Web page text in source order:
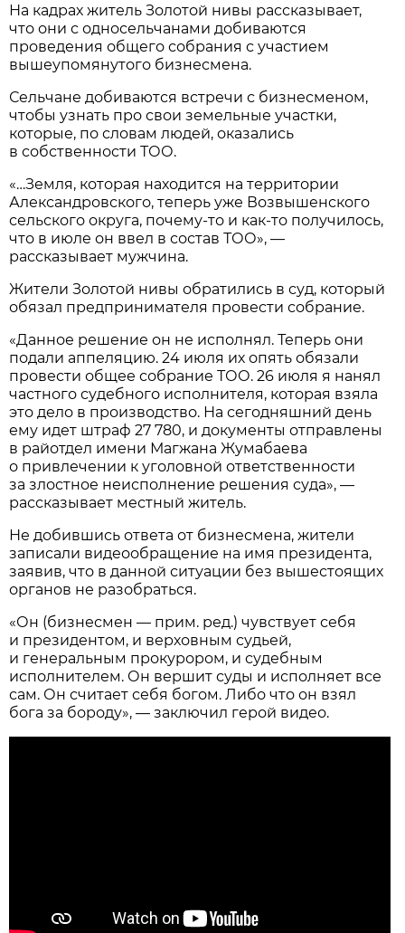
На кадрах житель Золотой нивы рассказывает,
что они с односельчанами добиваются
проведения общего собрания с участием
вышеупомянутого бизнесмена.
Сельчане добиваются встречи с бизнесменом,
чтобы узнать про свои земельные участки,
которые, по словам людей, оказались
в собственности ТОО.
«…Земля, которая находится на территории
Александровского, теперь уже Возвышенского
сельского округа, почему-то и как-то получилось,
что в июле он ввел в состав ТОО», —
рассказывает мужчина.
Жители Золотой нивы обратились в суд, который
обязал предпринимателя провести собрание.
«Данное решение он не исполнял. Теперь они
подали аппеляцию. 24 июля их опять обязали
провести общее собрание ТОО. 26 июля я нанял
частного судебного исполнителя, которая взяла
это дело в производство. На сегодняшний день
ему идет штраф 27 780, и документы отправлены
в райотдел имени Магжана Жумабаева
о привлечении к уголовной ответственности
за злостное неисполнение решения суда», —
рассказывает местный житель.
Не добившись ответа от бизнесмена, жители
записали видеообращение на имя президента,
заявив, что в данной ситуации без вышестоящих
органов не разобраться.
«Он (бизнесмен — прим. ред.) чувствует себя
и президентом, и верховным судьей,
и генеральным прокурором, и судебным
исполнителем. Он вершит суды и исполняет все
сам. Он считает себя богом. Либо что он взял
бога за бороду», — заключил герой видео.